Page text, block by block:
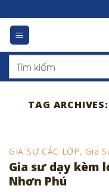
to
content
TAG ARCHIVES:
GIA SƯ CÁC LỚP, Gia
Gia sư dạy kèm
Nhơn Phú